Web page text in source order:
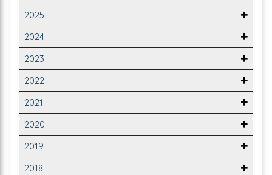
2025
2024
2023
2022
2021
2020
2019
2018